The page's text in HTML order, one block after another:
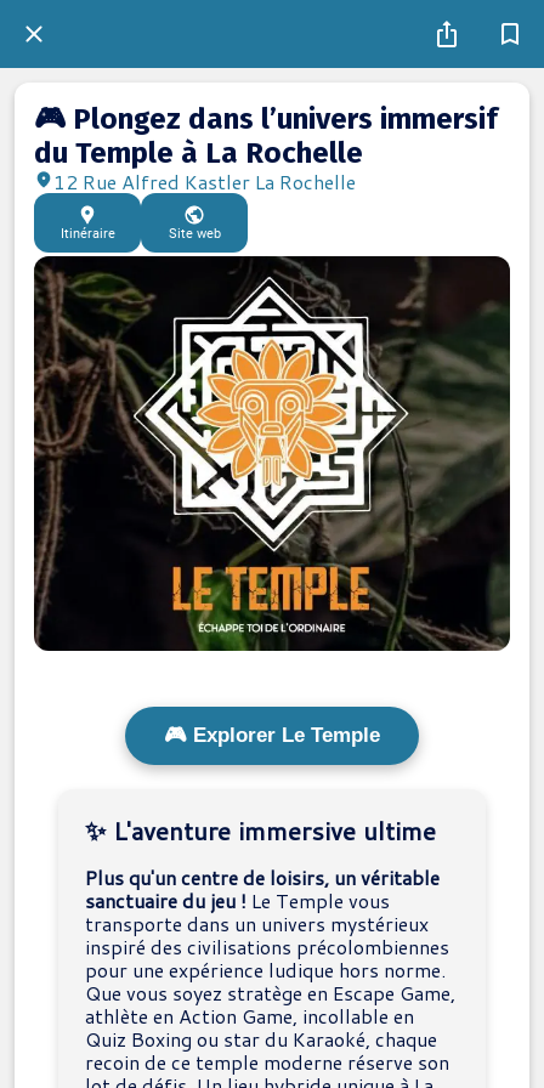
🎮 Plongez dans l’univers immersif
du Temple à La Rochelle
12 Rue Alfred Kastler La Rochelle
Itinéraire Site web
🎮 Explorer Le Temple
✨ L'aventure immersive ultime
Plus qu'un centre de loisirs, un véritable
sanctuaire du jeu ! Le Temple vous
transporte dans un univers mystérieux
inspiré des civilisations précolombiennes
pour une expérience ludique hors norme.
Que vous soyez stratège en Escape Game,
athlète en Action Game, incollable en
Quiz Boxing ou star du Karaoké, chaque
recoin de ce temple moderne réserve son